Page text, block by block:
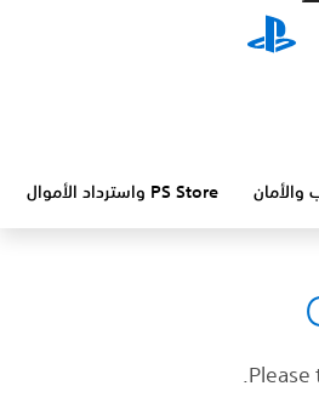
والأمان PS Store واسترداد الأموال
Please